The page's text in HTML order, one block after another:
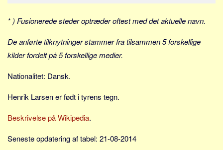
Aspekter
Skatter og afgifter
Statistik
Meta
* ) Fusionerede steder optræder oftest med det aktuelle navn.
De anførte tilknytninger stammer fra tilsammen 5 forskellige
kilder fordelt på 5 forskellige medier.
Nationalitet: Dansk.
Henrik Larsen er født i tyrens tegn.
Beskrivelse på Wikipedia.
Seneste opdatering af tabel: 21-08-2014